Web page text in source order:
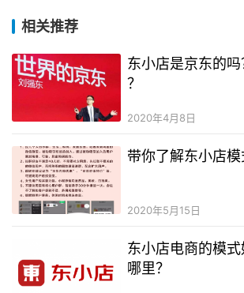
相关推荐
东小店是京东的
？
2020年4月8日
带你了解东小店模
2020年5月15日
东小店电商的模
哪里？